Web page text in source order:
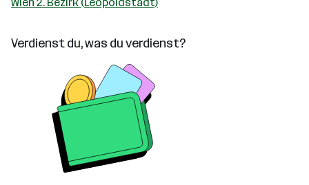
Verdienst du, was du verdienst?